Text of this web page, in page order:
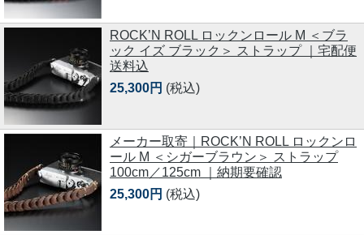
ROCK’N ROLL ロックンロール M ＜ブラ
ック イズ ブラック＞ ストラップ ｜宅配便
送料込
25,300円 (税込)
メーカー取寄｜ROCK’N ROLL ロックンロ
ール M ＜シガーブラウン＞ ストラップ
100cm／125cm ｜納期要確認
25,300円 (税込)